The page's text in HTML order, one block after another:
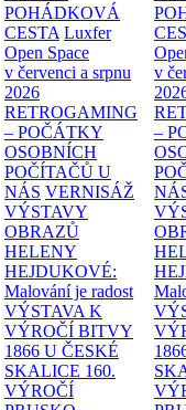
POHÁDKOVÁ
CESTA Luxfer
Open Space
v červenci a srpnu
2026
RETROGAMING
– POČÁTKY
OSOBNÍCH
POČÍTAČŮ U
NÁS VERNISÁŽ
VÝSTAVY
OBRAZŮ
HELENY
HEJDUKOVÉ:
Malování je radost
VÝSTAVA K
VÝROČÍ BITVY
1866 U ČESKÉ
SKALICE 160.
VÝROČÍ
v
–